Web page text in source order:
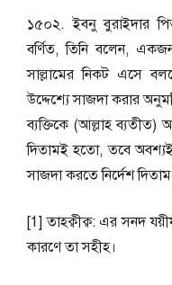
১৫০২. ইবনু বুরাইদার
বর্ণিত, তিনি বলেন,
সাল্লামের নিকট এসে
উদ্দেশ্যে সাজদা করার
ব্যক্তিকে (আল্লাহ ব্যতীত)
দিতামই হতো, তবে অবশ্যই
সাজদা করতে নির্দেশ
[1] তাহক্বীক্ব: এর সনদ
কারণে তা সহীহ।